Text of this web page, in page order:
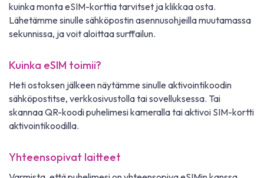
kuinka monta eSIM-korttia tarvitset ja klikkaa osta.
Lähetämme sinulle sähköpostin asennusohjeilla muutamassa
sekunnissa, ja voit aloittaa surffailun.
Kuinka eSIM toimii?
Heti ostoksen jälkeen näytämme sinulle aktivointikoodin
sähköpostitse, verkkosivustolla tai sovelluksessa. Tai
skannaa QR-koodi puhelimesi kameralla tai aktivoi SIM-kortti
aktivointikoodilla.
Yhteensopivat laitteet